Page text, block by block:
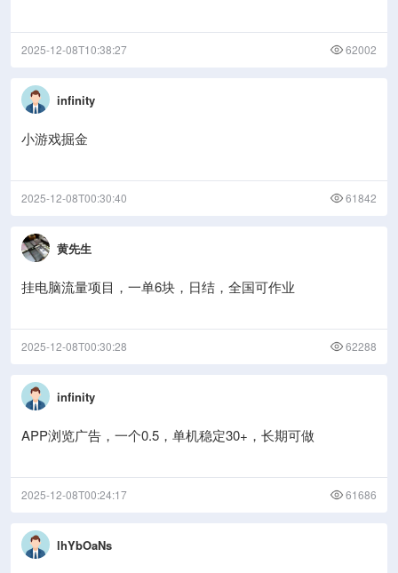
2025-12-08T10:38:27 62002
infinity
小游戏掘金
2025-12-08T00:30:40 61842
黄先生
挂电脑流量项目，一单6块，日结，全国可作业
2025-12-08T00:30:28 62288
infinity
APP浏览广告，一个0.5，单机稳定30+，长期可做
2025-12-08T00:24:17 61686
lhYbOaNs